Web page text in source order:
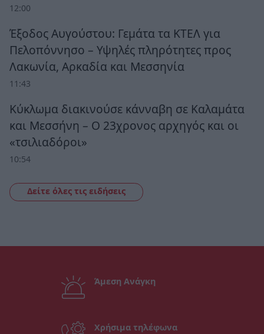
12:00
Έξοδος Αυγούστου: Γεμάτα τα ΚΤΕΛ για
Πελοπόννησο – Υψηλές πληρότητες προς
Λακωνία, Αρκαδία και Μεσσηνία
11:43
Κύκλωμα διακινούσε κάνναβη σε Καλαμάτα
και Μεσσήνη – Ο 23χρονος αρχηγός και οι
«τσιλιαδόροι»
10:54
Δείτε όλες τις ειδήσεις
Άμεση Ανάγκη
Χρήσιμα τηλέφωνα